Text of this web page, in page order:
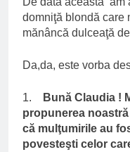
domniţă blondă care
mănâncă dulceaţă
Da,da, este vorba
1.
Bună Claudia !
propunerea
că mulţumirile au
povesteşti celor